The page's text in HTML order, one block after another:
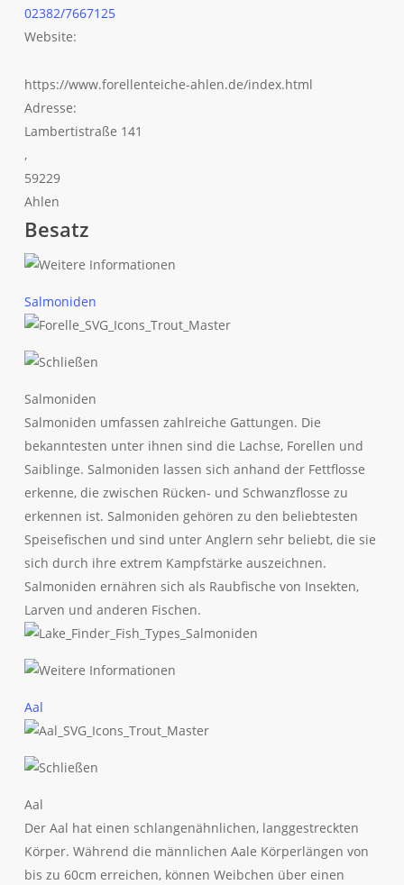
02382/7667125
Website:
https://www.forellenteiche-ahlen.de/index.html
Adresse:
Lambertistraße 141
,
59229
Ahlen
Besatz
Salmoniden
Salmoniden
Salmoniden umfassen zahlreiche Gattungen. Die
bekanntesten unter ihnen sind die Lachse, Forellen und
Saiblinge. Salmoniden lassen sich anhand der Fettflosse
erkenne, die zwischen Rücken- und Schwanzflosse zu
erkennen ist. Salmoniden gehören zu den beliebtesten
Speisefischen und sind unter Anglern sehr beliebt, die sie
sich durch ihre extrem Kampfstärke auszeichnen.
Salmoniden ernähren sich als Raubfische von Insekten,
Larven und anderen Fischen.
Aal
Aal
Der Aal hat einen schlangenähnlichen, langgestreckten
Körper. Während die männlichen Aale Körperlängen von
bis zu 60cm erreichen, können Weibchen über einen